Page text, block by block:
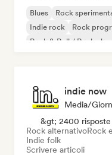
Blues Rock
Indie rock
Rock
Rock & Roll / Rock
indie now
Media/
&gt; 2400 risposte
Rock alternativoRock
Indie folk
Scrivere articoli